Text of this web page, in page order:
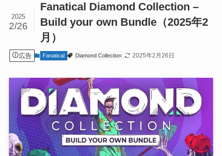
Fanatical Diamond Collection –
Build your own Bundle（2025年2
月）
2025
2/26
広告 Fanatical Diamond Collection 2025年2月26日